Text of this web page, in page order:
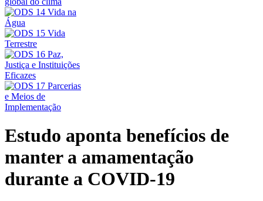
Estudo aponta benefícios de
manter a amamentação
durante a COVID-19